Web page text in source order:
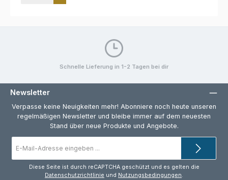
Schnelle Lieferung in 1-2 Tagen bei dir
Newsletter
Verpasse keine Neuigkeiten mehr! Abonniere noch heute unseren
regelmäßigen Newsletter und bleibe immer auf dem neuesten
Stand über neue Produkte und Angebote.
Mail-
Diese Seite ist durch reCAPTCHA geschützt und es gelten die
Datenschutzrichtlinie und Nutzungsbedingungen.